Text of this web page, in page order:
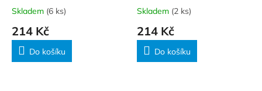
Skladem (6 ks)
214 Kč
Do košíku
Skladem (2 ks)
214 Kč
Do košíku